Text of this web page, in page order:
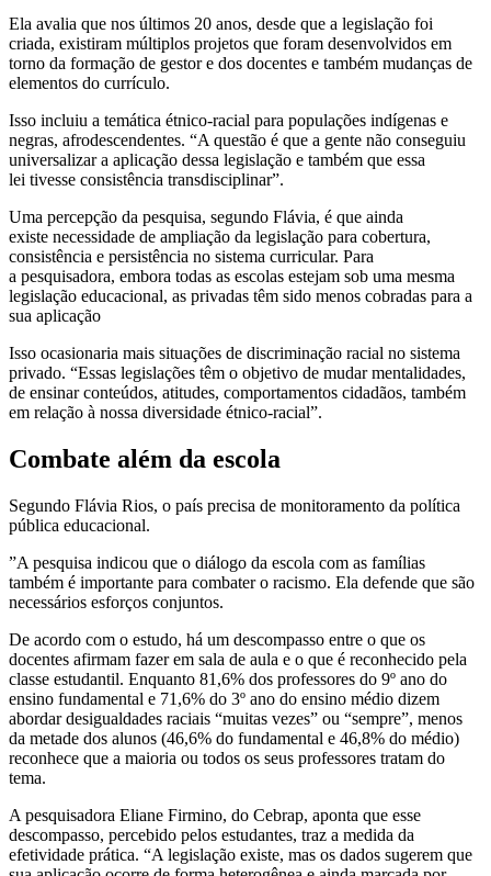
Ela avalia que nos últimos 20 anos, desde que a legislação foi
criada, existiram múltiplos projetos que foram desenvolvidos em
torno da formação de gestor e dos docentes e também mudanças de
elementos do currículo.
Isso incluiu a temática étnico-racial para populações indígenas e
negras, afrodescendentes. “A questão é que a gente não conseguiu
universalizar a aplicação dessa legislação e também que essa
lei tivesse consistência transdisciplinar”.
Uma percepção da pesquisa, segundo Flávia, é que ainda
existe necessidade de ampliação da legislação para cobertura,
consistência e persistência no sistema curricular. Para
a pesquisadora, embora todas as escolas estejam sob uma mesma
legislação educacional, as privadas têm sido menos cobradas para a
sua aplicação
Isso ocasionaria mais situações de discriminação racial no sistema
privado. “Essas legislações têm o objetivo de mudar mentalidades,
de ensinar conteúdos, atitudes, comportamentos cidadãos, também
em relação à nossa diversidade étnico-racial”.
Combate além da escola
Segundo Flávia Rios, o país precisa de monitoramento da política
pública educacional.
”A pesquisa indicou que o diálogo da escola com as famílias
também é importante para combater o racismo. Ela defende que são
necessários esforços conjuntos.
De acordo com o estudo, há um descompasso entre o que os
docentes afirmam fazer em sala de aula e o que é reconhecido pela
classe estudantil. Enquanto 81,6% dos professores do 9º ano do
ensino fundamental e 71,6% do 3º ano do ensino médio dizem
abordar desigualdades raciais “muitas vezes” ou “sempre”, menos
da metade dos alunos (46,6% do fundamental e 46,8% do médio)
reconhece que a maioria ou todos os seus professores tratam do
tema.
A pesquisadora Eliane Firmino, do Cebrap, aponta que esse
descompasso, percebido pelos estudantes, traz a medida da
efetividade prática. “A legislação existe, mas os dados sugerem que